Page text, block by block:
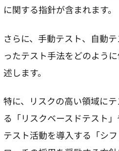
に関する指針が含まれます。
さらに、手動テスト、自動
ったテスト手法をどのよう
述します。
特に、リスクの高い領域に
る「リスクベースドテスト
テスト活動を導入する「シ